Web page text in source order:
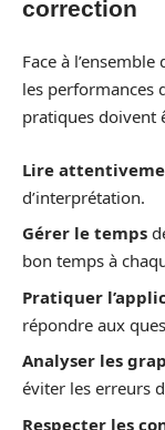
correction
Face à
les performances
pratiques doivent
Lire
d’interprétation.
Gérer le temps
bon temps à
Pratiquer
répondre aux
Analyser les
éviter les erreurs
Respecter les